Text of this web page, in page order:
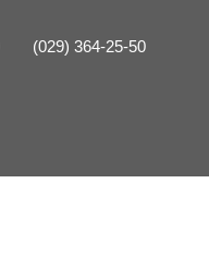
(029) 364-25-50